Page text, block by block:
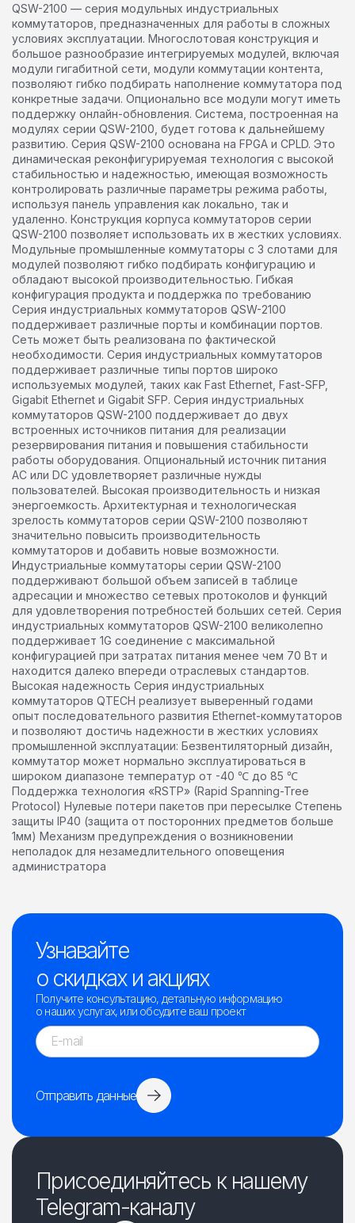
QSW-2100 — серия модульных индустриальных
коммутаторов, предназначенных для работы в сложных
условиях эксплуатации. Многослотовая конструкция и
большое разнообразие интегрируемых модулей, включая
модули гигабитной сети, модули коммутации контента,
позволяют гибко подбирать наполнение коммутатора под
конкретные задачи. Опционально все модули могут иметь
поддержку онлайн-обновления. Система, построенная на
модулях серии QSW-2100, будет готова к дальнейшему
развитию. Серия QSW-2100 основана на FPGA и CPLD. Это
динамическая реконфигурируемая технология с высокой
стабильностью и надежностью, имеющая возможность
контролировать различные параметры режима работы,
используя панель управления как локально, так и
удаленно. Конструкция корпуса коммутаторов серии
QSW-2100 позволяет использовать их в жестких условиях.
Модульные промышленные коммутаторы с 3 слотами для
модулей позволяют гибко подбирать конфигурацию и
обладают высокой производительностью. Гибкая
конфигурация продукта и поддержка по требованию
Серия индустриальных коммутаторов QSW-2100
поддерживает различные порты и комбинации портов.
Сеть может быть реализована по фактической
необходимости. Серия индустриальных коммутаторов
поддерживает различные типы портов широко
используемых модулей, таких как Fast Ethernet, Fast-SFP,
Gigabit Ethernet и Gigabit SFP. Серия индустриальных
коммутаторов QSW-2100 поддерживает до двух
встроенных источников питания для реализации
резервирования питания и повышения стабильности
работы оборудования. Опциональный источник питания
AC или DC удовлетворяет различные нужды
пользователей. Высокая производительность и низкая
энергоемкость. Архитектурная и технологическая
зрелость коммутаторов серии QSW-2100 позволяют
значительно повысить производительность
коммутаторов и добавить новые возможности.
Индустриальные коммутаторы серии QSW-2100
поддерживают большой объем записей в таблице
адресации и множество сетевых протоколов и функций
для удовлетворения потребностей больших сетей. Серия
индустриальных коммутаторов QSW-2100 великолепно
поддерживает 1G соединение с максимальной
конфигурацией при затратах питания менее чем 70 Вт и
находится далеко впереди отраслевых стандартов.
Высокая надежность Серия индустриальных
коммутаторов QTECH реализует выверенный годами
опыт последовательного развития Ethernet-коммутаторов
и позволяют достичь надежности в жестких условиях
промышленной эксплуатации: Безвентиляторный дизайн,
коммутатор может нормально эксплуатироваться в
широком диапазоне температур от -40 ℃ до 85 ℃
Поддержка технология «RSTP» (Rapid Spanning-Tree
Protocol) Нулевые потери пакетов при пересылке Степень
защиты IP40 (защита от посторонних предметов больше
1мм) Механизм предупреждения о возникновении
неполадок для незамедлительного оповещения
администратора
Узнавайте
о скидках и акциях
Получите консультацию, детальную информацию
о наших услугах, или обсудите ваш проект
Отправить данные
Присоединяйтесь к нашему
Telegram-каналу